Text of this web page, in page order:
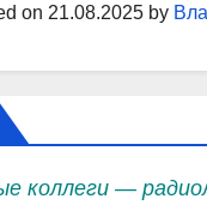
on 21.08.2025 by
коллеги —